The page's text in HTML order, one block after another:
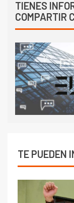
TIENES
COMPARTIR
TE PUEDEN